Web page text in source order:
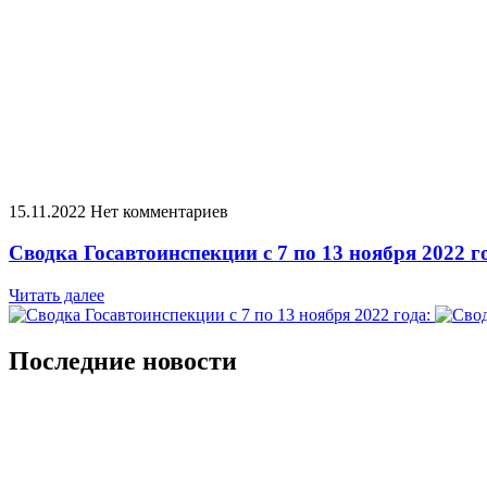
15.11.2022 Нет комментариев
Сводка Госавтоинспекции с 7 по 13 ноября 2022
Читать далее
Последние новости